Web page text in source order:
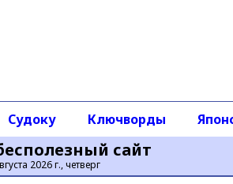
сайт
2026 г., четверг
Судоку Ключворды